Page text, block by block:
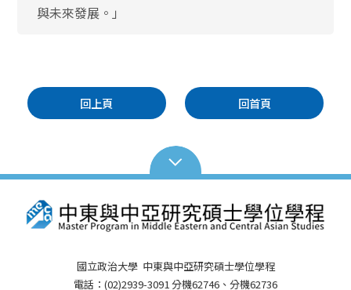
與未來發展。」
回上頁 回首頁
國立政治大學 中東與中亞研究碩士學位學程
電話：(02)2939-3091 分機62746、分機62736